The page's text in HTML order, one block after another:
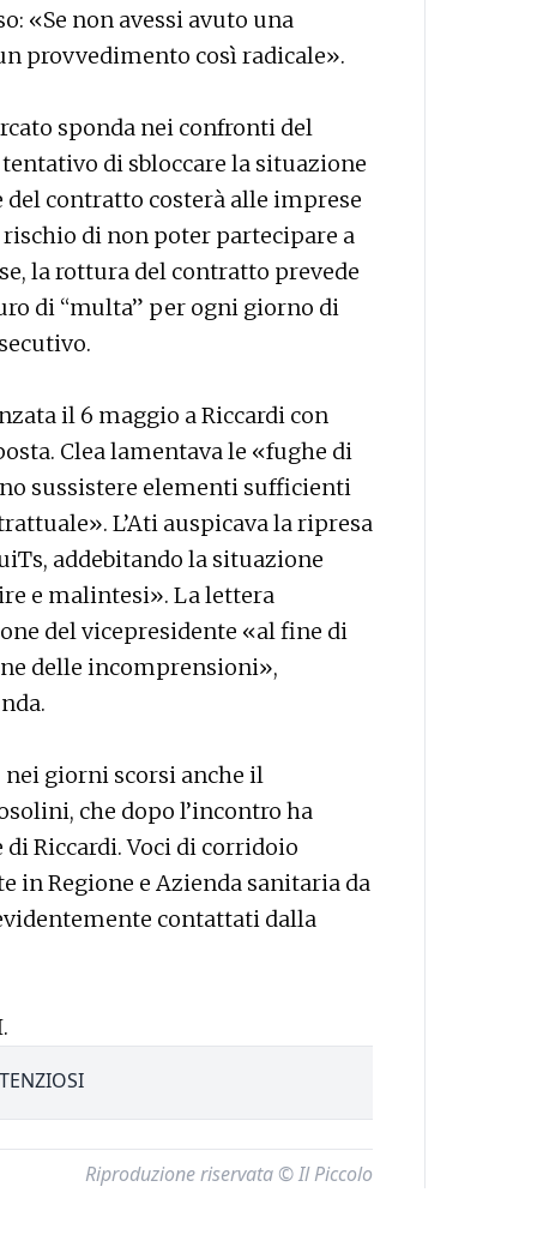
«Se non avessi avuto una
provvedimento così radicale».
sponda nei confronti del
tentativo di sbloccare la situazione
contratto costerà alle imprese
rischio di non poter partecipare a
la rottura del contratto prevede
di “multa” per ogni giorno di
il 6 maggio a Riccardi con
Clea lamentava le «fughe di
sussistere elementi sufficienti
L’Ati auspicava la ripresa
addebitando la situazione
e malintesi». La lettera
del vicepresidente «al fine di
delle incomprensioni»,
giorni scorsi anche il
che dopo l’incontro ha
Riccardi. Voci di corridoio
in Regione e Azienda sanitaria da
contattati dalla
Riproduzione riservata © Il Piccolo